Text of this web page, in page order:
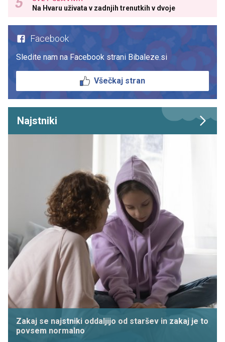
Na Hvaru uživata v zadnjih trenutkih v dvoje
Facebook
Sledite nam na Facebook strani Bibaleze.si
Všečkaj stran
Najstniki
Zakaj se najstniki oddaljijo od staršev in zakaj je to
povsem normalno